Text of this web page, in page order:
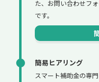
た、お問い合わせフ
です。
簡易ヒアリング
スマート補助金の専